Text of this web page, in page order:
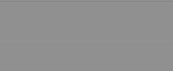
douche séparée. Quant à la confortable
pour un repas. Sa conversion en couchage